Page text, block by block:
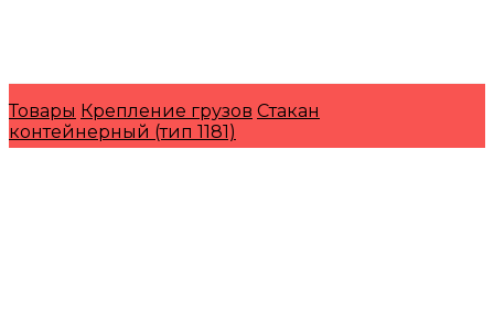
Товары Крепление грузов Стакан
контейнерный (тип 1181)